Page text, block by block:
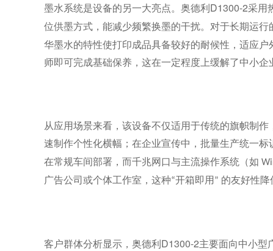
墨水系统是设备的另一大亮点。 奥德利D1300-2采用
位供墨方式，能减少频繁换墨的干扰。对于长期运行
华墨水的特性使打印成品具备较好的耐候性，适应
师即可完成基础保养，这在一定程度上缓解了中小企
从应用场景来看，该设备不仅适用于传统的旗帜制
速制作个性化横幅；在企业宣传中，批量生产统一
在常规车间部署，而千兆网口与主流操作系统（如
广告公司或个体工作室，这种“开箱即用 ” 的友好性降
客户群体分析显示， 奥德利D1300-2主要面向中小型